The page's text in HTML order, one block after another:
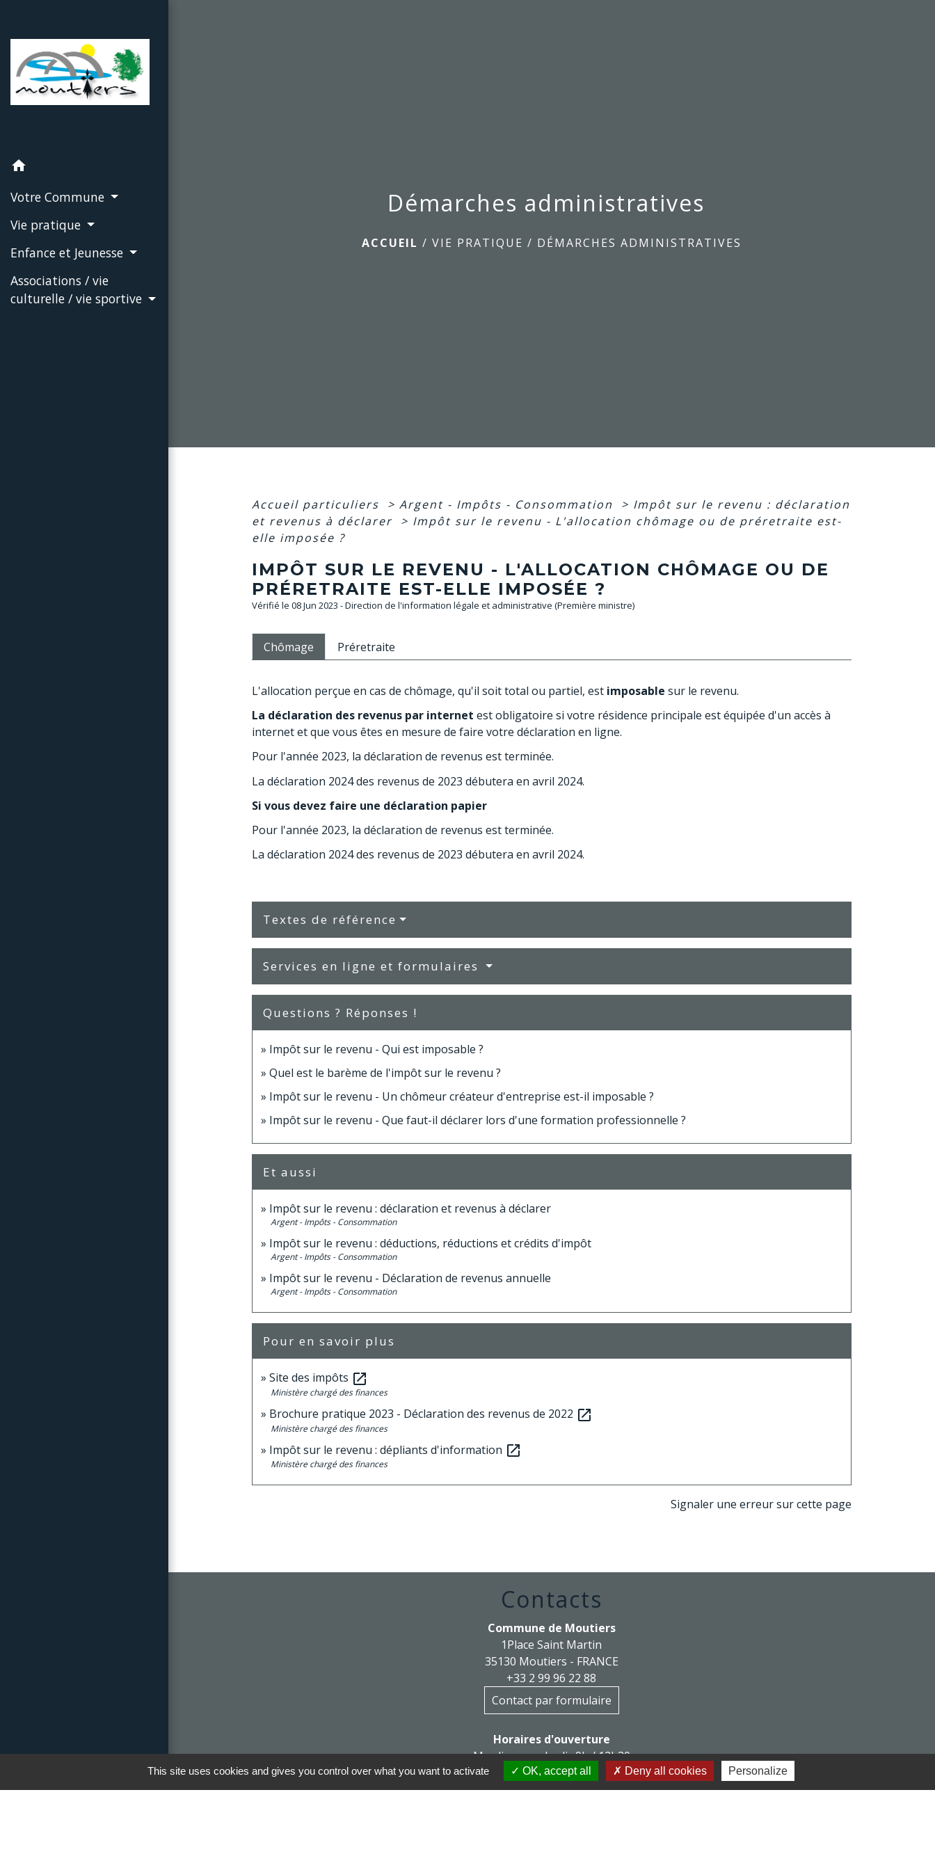
home
Votre Commune
Vie pratique
Enfance et Jeunesse
Associations / vie
culturelle / vie sportive
Démarches administratives
ACCUEIL / VIE PRATIQUE / DÉMARCHES ADMINISTRATIVES
Accueil particuliers > Argent - Impôts - Consommation > Impôt sur le revenu : déclaration
et revenus à déclarer > Impôt sur le revenu - L'allocation chômage ou de préretraite est-
elle imposée ?
IMPÔT SUR LE REVENU - L'ALLOCATION CHÔMAGE OU DE
PRÉRETRAITE EST-ELLE IMPOSÉE ?
Vérifié le 08 Jun 2023 - Direction de l'information légale et administrative (Première ministre)
Chômage Préretraite
L'allocation perçue en cas de chômage, qu'il soit total ou partiel, est imposable sur le revenu.
La déclaration des revenus par internet est obligatoire si votre résidence principale est équipée d'un accès à
internet et que vous êtes en mesure de faire votre déclaration en ligne.
Pour l'année 2023, la déclaration de revenus est terminée.
La déclaration 2024 des revenus de 2023 débutera en avril 2024.
Si vous devez faire une déclaration papier
Pour l'année 2023, la déclaration de revenus est terminée.
La déclaration 2024 des revenus de 2023 débutera en avril 2024.
Textes de référence
Services en ligne et formulaires
Questions ? Réponses !
Impôt sur le revenu - Qui est imposable ?
Quel est le barème de l'impôt sur le revenu ?
Impôt sur le revenu - Un chômeur créateur d'entreprise est-il imposable ?
Impôt sur le revenu - Que faut-il déclarer lors d'une formation professionnelle ?
Et aussi
Impôt sur le revenu : déclaration et revenus à déclarer
Argent - Impôts - Consommation
Impôt sur le revenu : déductions, réductions et crédits d'impôt
Argent - Impôts - Consommation
Impôt sur le revenu - Déclaration de revenus annuelle
Argent - Impôts - Consommation
Pour en savoir plus
Site des impôts open_in_new
Ministère chargé des finances
Brochure pratique 2023 - Déclaration des revenus de 2022 open_in_new
Ministère chargé des finances
Impôt sur le revenu : dépliants d'information open_in_new
Ministère chargé des finances
Signaler une erreur sur cette page
Contacts
Commune de Moutiers
1Place Saint Martin
35130 Moutiers - FRANCE
+33 2 99 96 22 88
Contact par formulaire
Horaires d'ouverture
Mardi au vendredi : 9h / 12h30
Après-midi et samedi matin sur rendez-vous
mairie@moutiers.bzh
This site uses cookies and gives you control over what you want to activate OK, accept all Deny all cookies Personalize